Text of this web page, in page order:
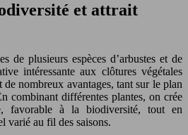
et attrait
de plusieurs espèces d’arbustes et de
intéressante aux clôtures végétales
de nombreux avantages, tant sur le plan
combinant différentes plantes, on crée
favorable à la biodiversité, tout en
varié au fil des saisons.